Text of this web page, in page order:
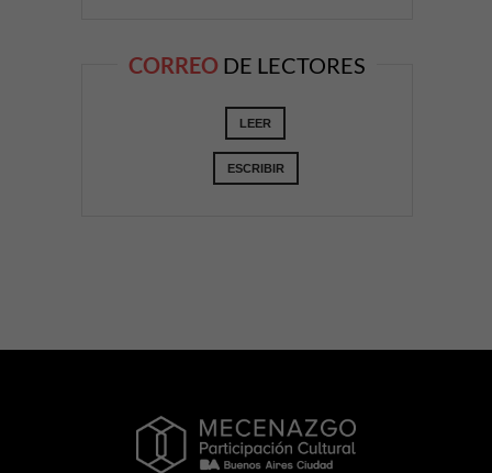
CORREO DE LECTORES
LEER
ESCRIBIR